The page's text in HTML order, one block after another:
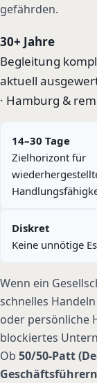
gefährden.
30+ Jahre
Begleitung
aktuell
· Hamburg &
14–30 Tage
Zielhorizont für
Diskret
Keine unnötige
Wenn ein
schnelles
oder persönliche
blockiertes
Ob 50/50-Patt
Geschäftsführern